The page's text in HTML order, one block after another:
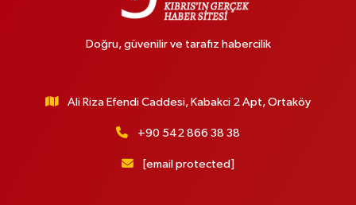
Doğru, güvenilir ve tarafız habercilik
Ali Riza Efendi Caddesi, Kabakci 2 Apt, Ortaköy
+90 542 866 38 38
[email protected]